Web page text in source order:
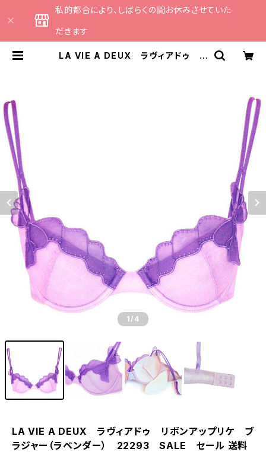
私的都合により、しばらくの間お休みさせていた
だきます
LA VIE A DEUX ラヴィアドゥ リ
1 /4
LA VIE A DEUX ラヴィアドゥ リボンアップリケ ブ
ラジャー（ラベンダー） 22293 SALE セール 送料